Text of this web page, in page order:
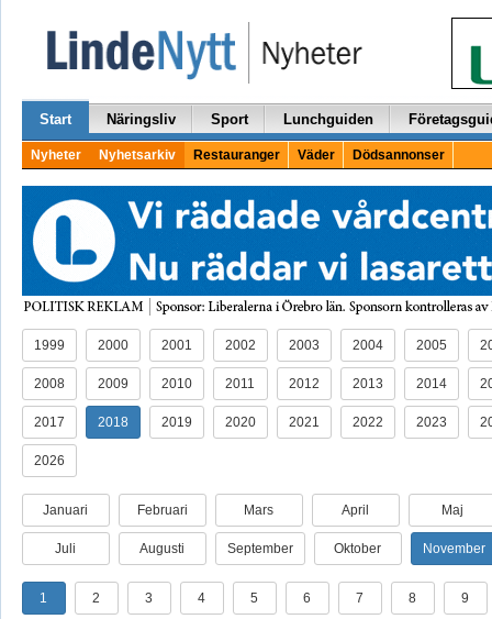
Start Näringsliv Sport Lunchguiden
Nyheter Nyhetsarkiv Restauranger Väder Dödsannonser
1999 2000 2001 2002 2003 2004 2005
2008 2009 2010 2011 2012 2013 2014
2017 2018 2019 2020 2021 2022 2023
2026
Januari Februari Mars April Maj
Juli Augusti September Oktober November
1 2 3 4 5 6 7 8 9